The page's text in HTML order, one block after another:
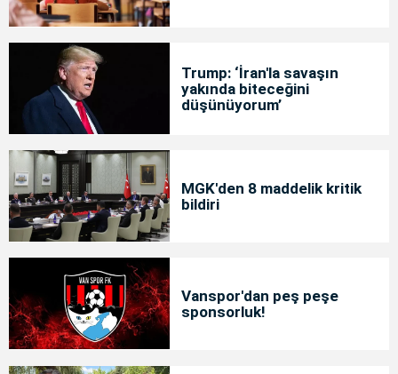
Trump: ‘İran'la savaşın
yakında biteceğini
düşünüyorum’
MGK'den 8 maddelik kritik
bildiri
Vanspor'dan peş peşe
sponsorluk!